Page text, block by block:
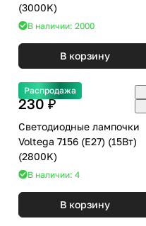
(3000K)
В наличии: 2000
В корзину
Распродажа
230 ₽
Светодиодные лампочки
Voltega 7156 (E27) (15Вт)
(2800K)
В наличии: 4
В корзину